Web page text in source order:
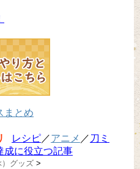
まとめ
レシピ／アニメ ／ 刀ミ
成に役立つ記事
）グッズ >